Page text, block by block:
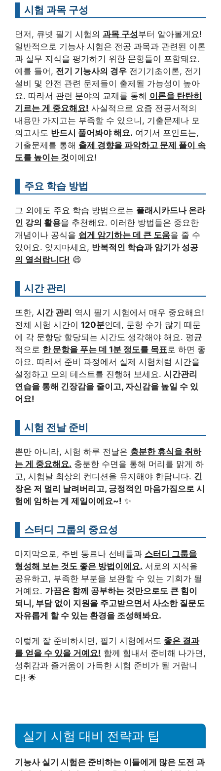
시험 과목 구성
먼저, 큐넷 필기 시험의 과목 구성부터 알아볼게요!
일반적으로 기능사 시험은 전공 과목과 관련된 이론
과 실무 지식을 평가하기 위한 문항들이 포함돼요.
예를 들어, 전기 기능사의 경우 전기기초이론, 전기
설비 및 안전 관련 문제들이 출제될 가능성이 높아
요. 따라서 관련 분야의 교재를 통해 이론을 탄탄히
기르는 게 중요해요! 사실적으로 요즘 전공서적의
내용만 가지고는 부족할 수 있으니, 기출문제나 모
의고사도 반드시 풀어봐야 해요. 여기서 포인트는,
기출문제를 통해 출제 경향을 파악하고 문제 풀이 속
도를 높이는 것이에요!
주요 학습 방법
그 외에도 주요 학습 방법으로는 플래시카드나 온라
인 강의 활용을 추천해요. 이러한 방법들은 중요한
개념이나 공식을 쉽게 암기하는 데 큰 도움을 줄 수
있어요. 잊지마세요, 반복적인 학습과 암기가 성공
의 열쇠랍니다! 😄
시간 관리
또한, 시간 관리 역시 필기 시험에서 매우 중요해요!
전체 시험 시간이 120분인데, 문항 수가 많기 때문
에 각 문항당 할당되는 시간도 생각해야 해요. 평균
적으로 한 문항을 푸는 데 1분 정도를 목표로 하면 좋
아요. 따라서 준비 과정에서 실제 시험처럼 시간을
설정하고 모의 테스트를 진행해 보세요. 시간관리
연습을 통해 긴장감을 줄이고, 자신감을 높일 수 있
어요!
시험 전날 준비
뿐만 아니라, 시험 하루 전날은 충분한 휴식을 취하
는 게 중요해요. 충분한 수면을 통해 머리를 맑게 하
고, 시험날 최상의 컨디션을 유지해야 한답니다. 긴
장은 저 멀리 날려버리고, 긍정적인 마음가짐으로 시
험에 임하는 게 제일이에요~! ✨
스터디 그룹의 중요성
마지막으로, 주변 동료나 선배들과 스터디 그룹을
형성해 보는 것도 좋은 방법이에요. 서로의 지식을
공유하고, 부족한 부분을 보완할 수 있는 기회가 될
거예요. 가끔은 함께 공부하는 것만으로도 큰 힘이
되니, 부담 없이 지원을 주고받으면서 사소한 질문도
자유롭게 할 수 있는 환경을 조성해봐요.
이렇게 잘 준비하시면, 필기 시험에서도 좋은 결과
를 얻을 수 있을 거예요! 함께 힘내서 준비해 나가면,
성취감과 즐거움이 가득한 시험 준비가 될 거랍니
다! 🌟
실기 시험 대비 전략과 팁
기능사 실기 시험은 준비하는 이들에게 많은 도전 과